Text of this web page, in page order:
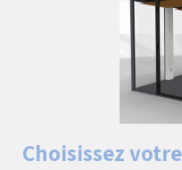
Choisissez